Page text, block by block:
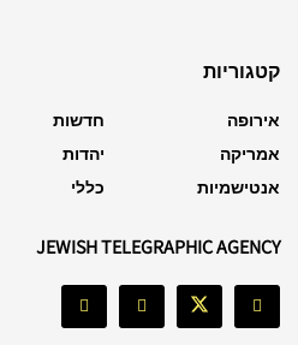
קטגוריות
אירופה
אמריקה
אנטישמיות
חדשות
יהדות
כללי
JEWISH TELEGRAPHIC AGENCY